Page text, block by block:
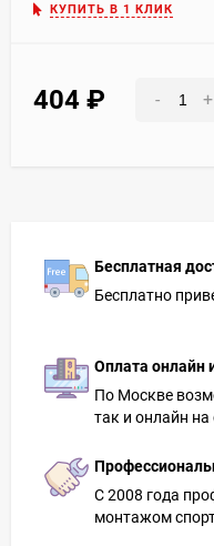
КУПИТЬ В 1 КЛИК
404 - +
Бесплатная
Бесплатно
Оплата онлайн
По Москве
так и онлайн на
С 2008 года
монтажом